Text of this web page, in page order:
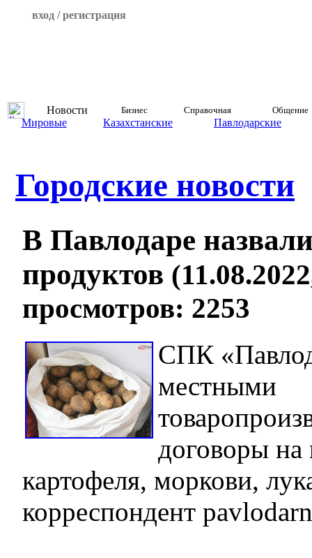
вход / регистрация
Новости Бизнес Справочная Общение
Мировые Казахстанские Павлодарские
Городские новости
В Павлодаре
продуктов
просмотров: 2253
СПК
местными
договоры на
картофеля, моркови,
корреспондент